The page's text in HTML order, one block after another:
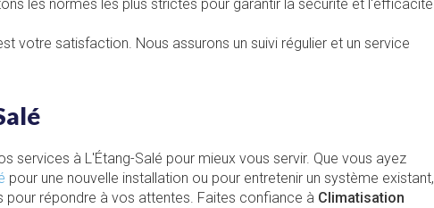
les normes les plus strictes pour garantir la sécurité et l'efficacité
votre satisfaction. Nous assurons un suivi régulier et un service
services à L'Étang-Salé pour mieux vous servir. Que vous ayez
pour une nouvelle installation ou pour entretenir un système existant,
répondre à vos attentes. Faites confiance à Climatisation